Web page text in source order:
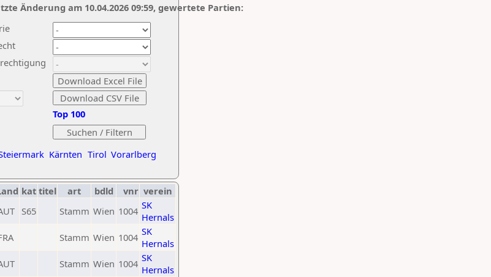
Kärnten Tirol Vorarlberg
Top 100
Änderung am 10.04.2026 09:59, gewertete Partien:
kat titel art bdld vnr verein
S65 Stamm Wien 1004 SK
Hernals
Stamm Wien 1004 SK
Hernals
Stamm Wien 1004 SK
Hernals